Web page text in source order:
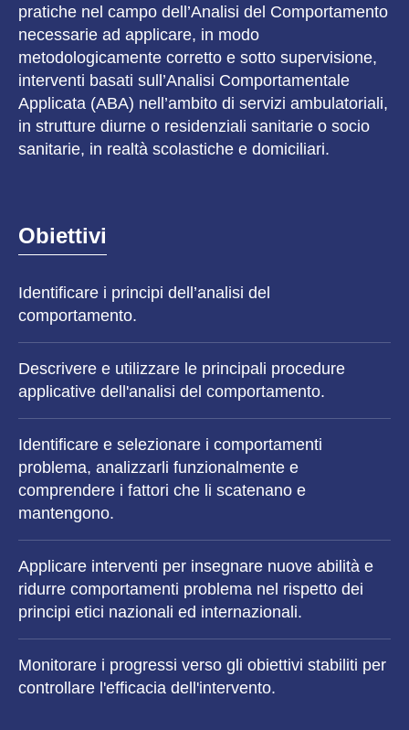
pratiche nel campo dell’Analisi del Comportamento
necessarie ad applicare, in modo
metodologicamente corretto e sotto supervisione,
interventi basati sull’Analisi Comportamentale
Applicata (ABA) nell’ambito di servizi ambulatoriali,
in strutture diurne o residenziali sanitarie o socio
sanitarie, in realtà scolastiche e domiciliari.
Obiettivi
Identificare i principi dell’analisi del
comportamento.
Descrivere e utilizzare le principali procedure
applicative dell'analisi del comportamento.
Identificare e selezionare i comportamenti
problema, analizzarli funzionalmente e
comprendere i fattori che li scatenano e
mantengono.
Applicare interventi per insegnare nuove abilità e
ridurre comportamenti problema nel rispetto dei
principi etici nazionali ed internazionali.
Monitorare i progressi verso gli obiettivi stabiliti per
controllare l'efficacia dell'intervento.